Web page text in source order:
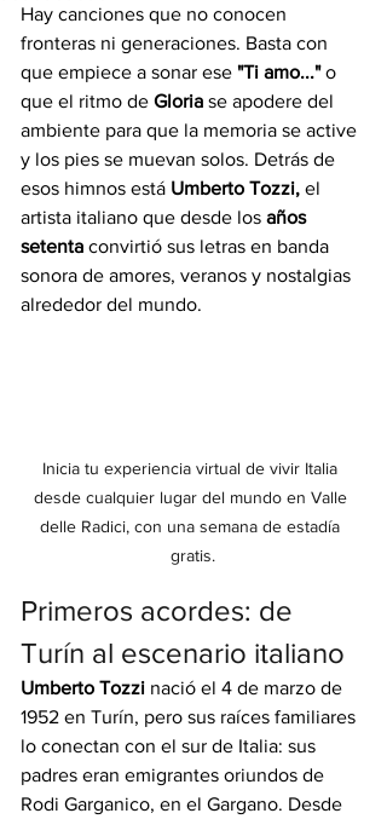
Hay canciones que no conocen
fronteras ni generaciones. Basta con
que empiece a sonar ese "Ti amo..." o
que el ritmo de Gloria se apodere del
ambiente para que la memoria se active
y los pies se muevan solos. Detrás de
esos himnos está Umberto Tozzi, el
artista italiano que desde los años
setenta convirtió sus letras en banda
sonora de amores, veranos y nostalgias
alrededor del mundo.
Inicia tu experiencia virtual de vivir Italia
desde cualquier lugar del mundo en Valle
delle Radici, con una semana de estadía
gratis.
Primeros acordes: de
Turín al escenario italiano
Umberto Tozzi nació el 4 de marzo de
1952 en Turín, pero sus raíces familiares
lo conectan con el sur de Italia: sus
padres eran emigrantes oriundos de
Rodi Garganico, en el Gargano. Desde